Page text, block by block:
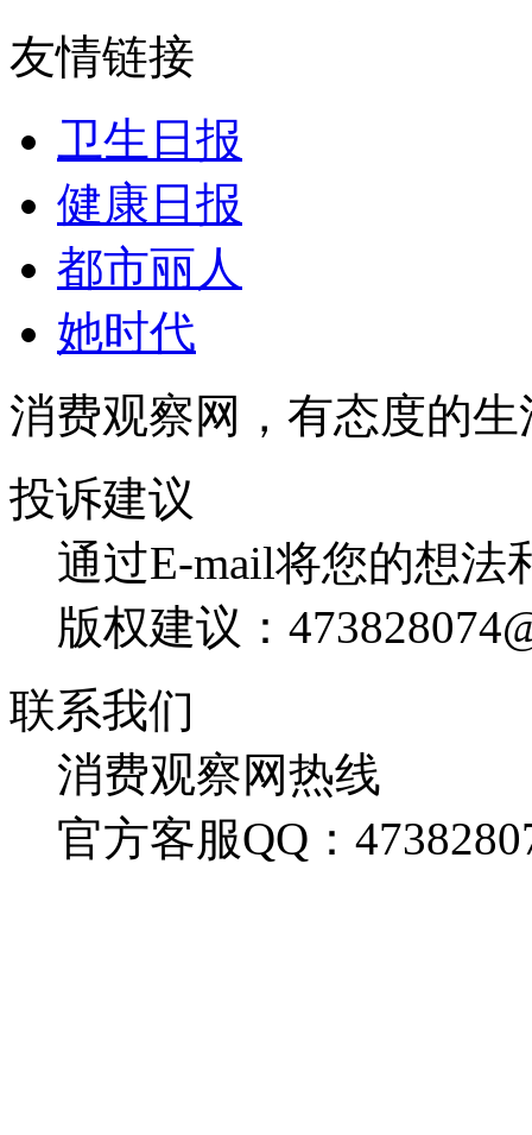
友情链接
卫生日报
健康日报
都市丽人
她时代
消费观察网，有态度的
投诉建议
通过E-mail将您的想法
版权建议：
联系我们
消费观察网热线
官方客服QQ：